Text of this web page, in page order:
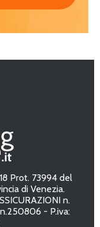
Prot. 73994 del
di Venezia.
n.
- P.iva: